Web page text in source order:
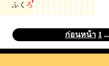
ふ く ろ
ก่อนหน้า 1